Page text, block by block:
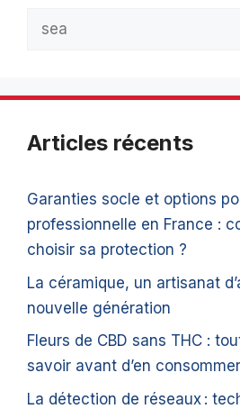
Articles récents
Garanties socle et options
professionnelle en France :
choisir sa protection ?
La céramique, un artisanat
nouvelle génération
Fleurs de CBD sans THC :
savoir avant d’en consommer
La détection de réseaux :